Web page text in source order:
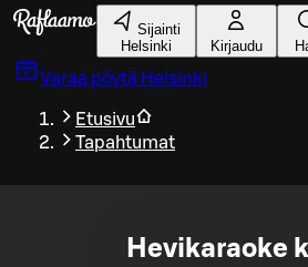
Siirry pääsisältöön
Sijainti
Helsinki
Kirjaudu
Varaa pöytä Helsinki
Etusivu
Tapahtumat
Hevikaraoke